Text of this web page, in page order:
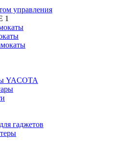
управления
1
YACOTA
гаджетов